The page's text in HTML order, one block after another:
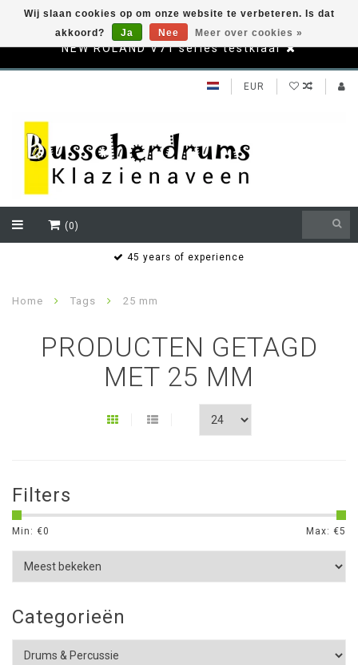
NEW ROLAND V71 series testklaar
EUR
(0)
45 years of experience
Home Tags 25 mm
PRODUCTEN GETAGD
MET 25 MM
Filters
Min: €0 Max: €5
Categorieën
Wij slaan cookies op om onze website te verbeteren. Is dat
akkoord?
Ja Nee Meer over cookies »